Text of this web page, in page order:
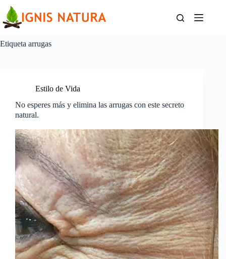
contenido
Etiqueta arrugas
Estilo de Vida
No esperes más y elimina las arrugas con este secreto
natural.